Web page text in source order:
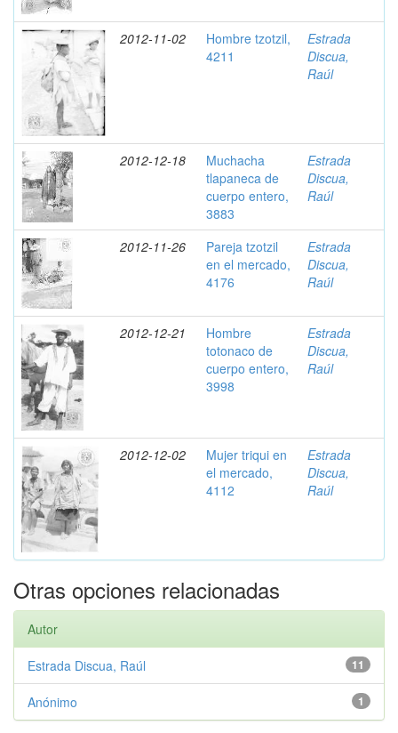
2012-11-02
Hombre tzotzil,
4211
Estrada
Discua,
Raúl
2012-12-18
Muchacha
tlapaneca de
cuerpo entero,
3883
Estrada
Discua,
Raúl
2012-11-26
Pareja tzotzil
en el mercado,
4176
Estrada
Discua,
Raúl
2012-12-21
Hombre
totonaco de
cuerpo entero,
3998
Estrada
Discua,
Raúl
2012-12-02
Mujer triqui en
el mercado,
4112
Estrada
Discua,
Raúl
Otras opciones relacionadas
Autor
11
Estrada Discua, Raúl
1
Anónimo